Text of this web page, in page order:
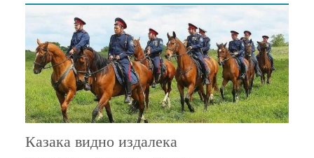
Казака видно издалека